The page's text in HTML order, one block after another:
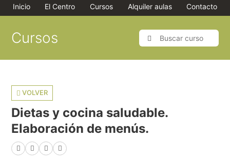
Inicio El Centro Cursos Alquiler aulas Contacto
Cursos Buscar curso
Buscar
VOLVER
Dietas y cocina saludable.
Elaboración de menús.